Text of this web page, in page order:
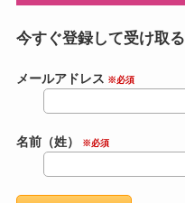
今すぐ登録して受け取る
メールアドレス ※必須
名前（姓） ※必須